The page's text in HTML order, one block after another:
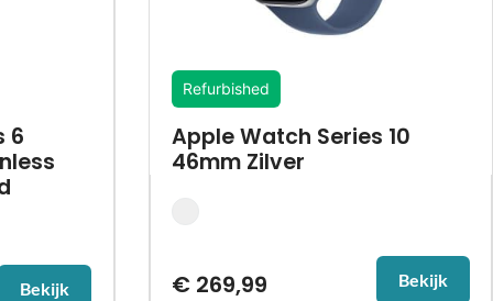
6
Bekijk
Refurbished
Apple Watch Series 10
46mm Zilver
€ 269,99 Bekijk